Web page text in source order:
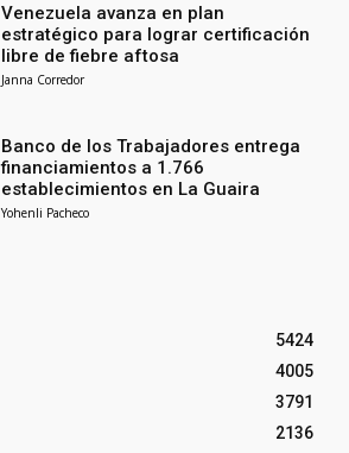
Venezuela avanza en plan
estratégico para lograr certificación
libre de fiebre aftosa
Janna Corredor
Banco de los Trabajadores entrega
financiamientos a 1.766
establecimientos en La Guaira
Yohenli Pacheco
5424
4005
3791
2136